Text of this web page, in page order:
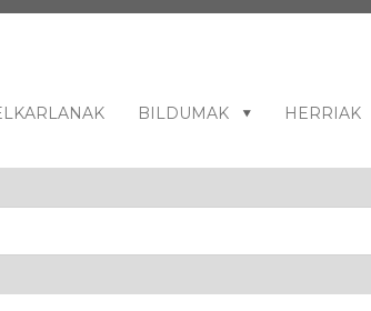
BILDUMAK HERRIAK